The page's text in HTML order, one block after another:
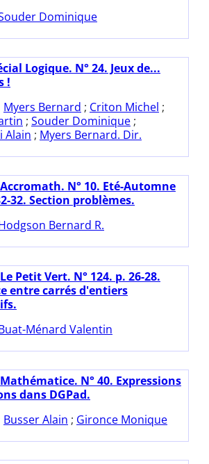
Dominique
Logique. N° 24. Jeux de...
!
Myers Bernard ; Criton Michel ;
; Souder Dominique ;
Alain ; Myers Bernard. Dir.
Accromath. N° 10. Eté-Automne
32. Section problèmes.
Bernard R.
Le Petit Vert. N° 124. p. 26-28.
entre carrés d'entiers
Ménard Valentin
Mathématice. N° 40. Expressions
dans DGPad.
Busser Alain ; Gironce Monique